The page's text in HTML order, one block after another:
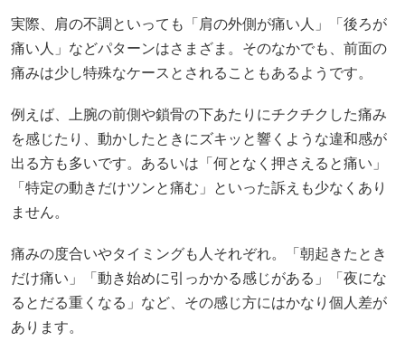
実際、肩の不調といっても「肩の外側が痛い人」「後ろが
痛い人」などパターンはさまざま。そのなかでも、前面の
痛みは少し特殊なケースとされることもあるようです。
例えば、上腕の前側や鎖骨の下あたりにチクチクした痛み
を感じたり、動かしたときにズキッと響くような違和感が
出る方も多いです。あるいは「何となく押さえると痛い」
「特定の動きだけツンと痛む」といった訴えも少なくあり
ません。
痛みの度合いやタイミングも人それぞれ。「朝起きたとき
だけ痛い」「動き始めに引っかかる感じがある」「夜にな
るとだる重くなる」など、その感じ方にはかなり個人差が
あります。